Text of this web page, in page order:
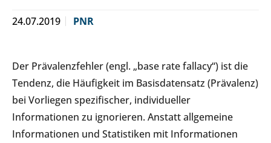
24.07.2019 PNR
Der Prävalenzfehler (engl. „base rate fallacy“) ist die
Tendenz, die Häufigkeit im Basisdatensatz (Prävalenz)
bei Vorliegen spezifischer, individueller
Informationen zu ignorieren. Anstatt allgemeine
Informationen und Statistiken mit Informationen